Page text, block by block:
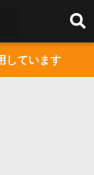
しています